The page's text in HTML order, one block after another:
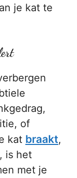
je kat te
of
kat braakt,
is het
met je